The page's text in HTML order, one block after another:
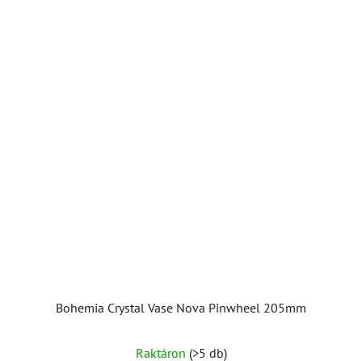
Bohemia Crystal Vase Nova Pinwheel 205mm
Raktáron (>5 db)